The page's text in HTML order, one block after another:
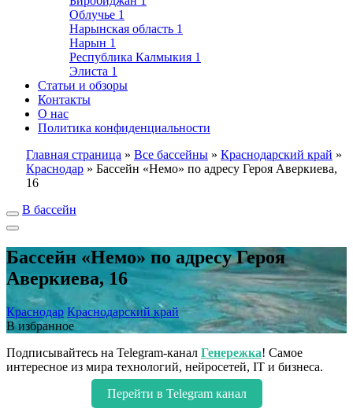
Облучье 1
Нарынская область 1
Нарын 1
Республика Калмыкия 1
Элиста 1
Статьи и обзоры
Контакты
О нас
Политика конфиденциальности
Главная страница » Все бассейны » Краснодарский край »
Краснодар » Бассейн «Немо» по адресу Героя Аверкиева,
16
В бассейн
Бассейн «Немо» по адресу Героя
Аверкиева, 16
Краснодар Краснодарский край
В избранное
Подписывайтесь на Telegram-канал Генережка! Самое
интересное из мира технологий, нейросетей, IT и бизнеса.
Перейти в Telegram канал